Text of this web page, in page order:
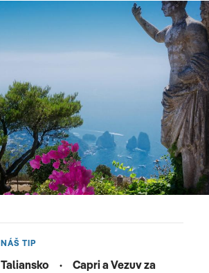
NÁŠ TIP
Taliansko ·
Capri a Vezuv za